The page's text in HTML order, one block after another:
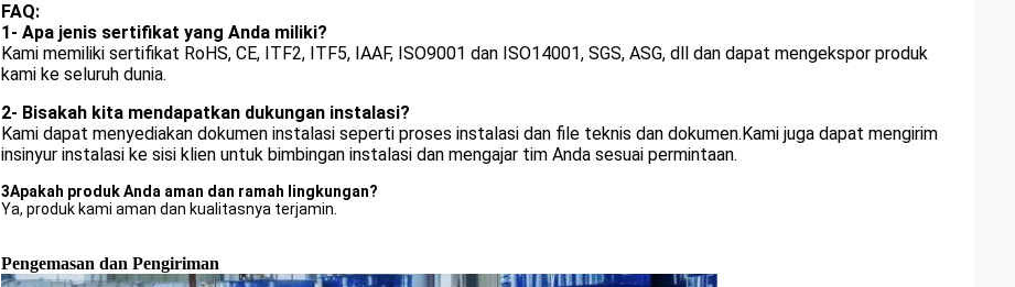
FAQ:
1- Apa jenis sertifikat yang Anda miliki?
Kami memiliki sertifikat RoHS, CE, ITF2, ITF5, IAAF, ISO9001 dan ISO14001, SGS, ASG, dll dan dapat mengekspor produk
kami ke seluruh dunia.
2- Bisakah kita mendapatkan dukungan instalasi?
Kami dapat menyediakan dokumen instalasi seperti proses instalasi dan file teknis dan dokumen.Kami juga dapat mengirim
insinyur instalasi ke sisi klien untuk bimbingan instalasi dan mengajar tim Anda sesuai permintaan.
3Apakah produk Anda aman dan ramah lingkungan?
Ya, produk kami aman dan kualitasnya terjamin.
Pengemasan dan Pengiriman